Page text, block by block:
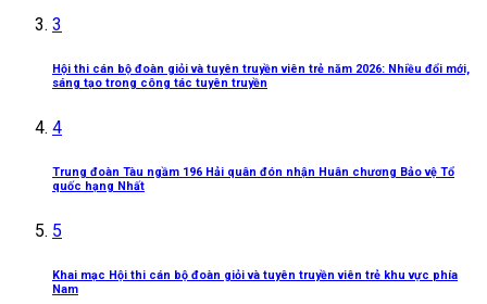
3
Hội thi cán bộ đoàn giỏi và tuyên truyền viên trẻ năm 2026: Nhiều đổi mới,
sáng tạo trong công tác tuyên truyền
4
Trung đoàn Tàu ngầm 196 Hải quân đón nhận Huân chương Bảo vệ Tổ
quốc hạng Nhất
5
Khai mạc Hội thi cán bộ đoàn giỏi và tuyên truyền viên trẻ khu vực phía
Nam